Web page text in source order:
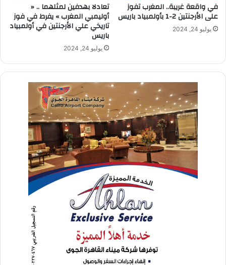
في واقعة غريبة.. المغرب تفوز
على الأرجنتين 2-1 بأولمبياد باريس
يوليو 24, 2024
تعادلا بهدفين لمثلهما .. «
أوليمبي المغرب » يفرط في فوز
تاريخي علي الأرجنتين في أولمبياد
باريس
يوليو 24, 2024